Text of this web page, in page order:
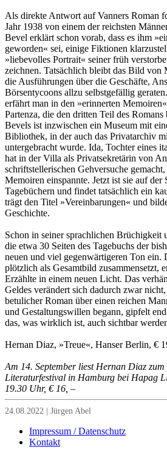
Als direkte Antwort auf Vanners Roman
Jahr 1938 von einem der reichsten
Bevel erklärt schon vorab, dass es ihm
geworden« sei, einige Fiktionen
»liebevolles Portrait« seiner früh
zeichnen. Tatsächlich bleibt das Bild von
die Ausführungen über die Geschäfte,
Börsentycoons allzu selbstgefällig
erfährt man in den »erinnerten
Partenza, die den dritten Teil des
Bevels ist inzwischen ein Museum mit
Bibliothek, in der auch das Privatarchiv
untergebracht wurde. Ida, Tochter eines
hat in der Villa als Privatsekretärin von
schriftstellerischen Gehversuche
Memoiren einspannte. Jetzt ist sie auf der
Tagebüchern und findet tatsächlich ein
trägt den Titel »Vereinbarungen« und
Geschichte.
Schon in seiner sprachlichen Brüchigkeit
die etwa 30 Seiten des Tagebuchs der
neuen und viel gegenwärtigeren Ton ein.
plötzlich als Gesamtbild zusammensetzt,
Erzählte in einem neuen Licht. Das
Geldes verändert sich dadurch zwar
betulicher Roman über einen reichen
und Gestaltungswillen begann, gipfelt
das, was wirklich ist, auch sichtbar
Hernan Diaz, »Treue«, Hanser Berlin, €
Am 14. September liest Hernan Diaz
Literaturfestival in Hamburg bei Hapag
19.30 Uhr, € 16, –
24.08.2022 | Jürgen Abel
Impressum / Datenschutz
Kontakt